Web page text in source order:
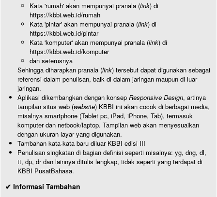
Kata 'rumah' akan mempunyai pranala (link) di
https://kbbi.web.id/rumah
Kata 'pintar' akan mempunyai pranala (link) di
https://kbbi.web.id/pintar
Kata 'komputer' akan mempunyai pranala (link) di
https://kbbi.web.id/komputer
dan seterusnya
Sehingga diharapkan pranala (link) tersebut dapat digunakan sebagai
referensi dalam penulisan, baik di dalam jaringan maupun di luar
jaringan.
Aplikasi dikembangkan dengan konsep Responsive Design, artinya
tampilan situs web (website) KBBI ini akan cocok di berbagai media,
misalnya smartphone (Tablet pc, iPad, iPhone, Tab), termasuk
komputer dan netbook/laptop. Tampilan web akan menyesuaikan
dengan ukuran layar yang digunakan.
Tambahan kata-kata baru diluar KBBI edisi III
Penulisan singkatan di bagian definisi seperti misalnya: yg, dng, dl,
tt, dp, dr dan lainnya ditulis lengkap, tidak seperti yang terdapat di
KBBI PusatBahasa.
✔ Informasi Tambahan